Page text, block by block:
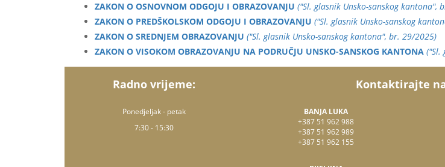
ZAKON O OSNOVNOM ODGOJU I OBRAZOVANJU ("Sl. glasnik Unsko-sanskog
ZAKON O PREDŠKOLSKOM ODGOJU I OBRAZOVANJU ("Sl. glasnik Unsko-sanskog
ZAKON O SREDNJEM OBRAZOVANJU ("Sl. glasnik Unsko-sanskog kantona", br. 29/2025)
ZAKON O VISOKOM OBRAZOVANJU NA PODRUČJU UNSKO-SANSKOG KANTONA ("Sl.
Radno vrijeme:
Ponedjeljak - petak
7:30 - 15:30
Kontaktirajte
BANJA LUKA
+387 51 962 988
+387 51 962 989
+387 51 962 155